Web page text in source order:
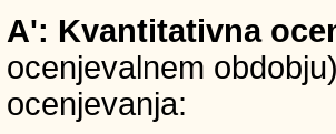
A': Kvantitativna
ocenjevalnem
ocenjevanja: